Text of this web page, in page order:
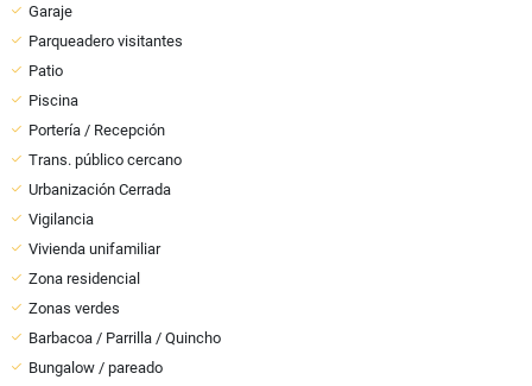
Garaje
Parqueadero visitantes
Patio
Piscina
Portería / Recepción
Trans. público cercano
Urbanización Cerrada
Vigilancia
Vivienda unifamiliar
Zona residencial
Zonas verdes
Barbacoa / Parrilla / Quincho
Bungalow / pareado